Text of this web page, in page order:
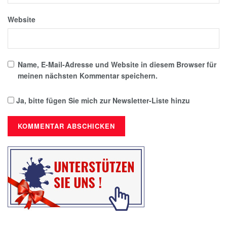
Website
Name, E-Mail-Adresse und Website in diesem Browser für
meinen nächsten Kommentar speichern.
Ja, bitte fügen Sie mich zur Newsletter-Liste hinzu